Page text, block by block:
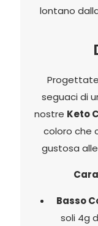
lontano
seguaci di
nostre Keto
coloro che
gustosa
Basso
soli 4g